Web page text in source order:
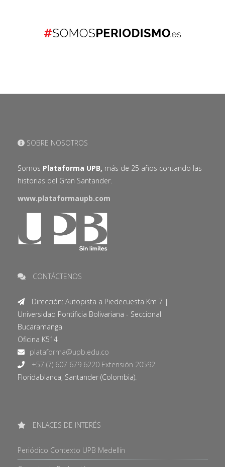
SOBRE NOSOTROS
Somos Plataforma UPB, más de 25 años contando las
historias del Gran Santander.
www.plataformaupb.com
CONTÁCTENOS
Dirección: Autopista a Piedecuesta Km 7 |
Universidad Pontificia Bolivariana - Seccional
Bucaramanga
Oficina K514
+57 (7) 607 679 6220 Extensión 20592
Floridablanca, Santander (Colombia).
ENLACES DE INTERÉS
Periódico Contexto UPB Medellín